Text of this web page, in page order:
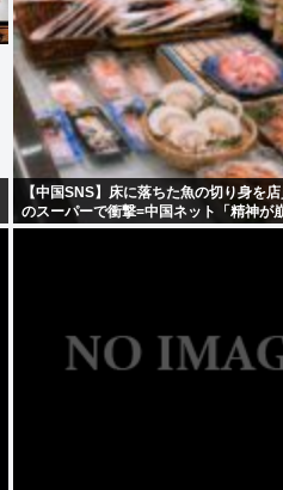
【中国SNS】床に落ちた魚の切り身を
のスーパーで衝撃=中国ネット「精神が
じゃない？」